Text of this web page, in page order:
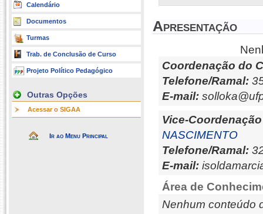
Calendário
Documentos
Turmas
Trab. de Conclusão de Curso
Projeto Político Pedagógico
Outras Opções
Acessar o SIGAA
Ir ao Menu Principal
Apresentação
Coordenação do
Telefone/Ramal:
E-mail:
Vice-
NASCIMENTO
Telefone/Ramal:
E-mail:
Área de
Nenhum conteúdo